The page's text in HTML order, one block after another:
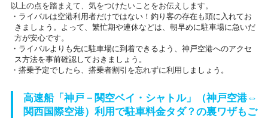
以上の点を踏まえて、気をつけたいことをお伝えします。
・ライバルは空港利用者だけではない！釣り客の存在も頭に入れてお
きましょう。よって、繁忙期や連休などは、朝早めに駐車場に急いだ
方が安心です。
・ライバルよりも先に駐車場に到着できるよう、神戸空港へのアクセ
ス方法を事前確認しておきましょう。
・搭乗予定でしたら、搭乗者割引を忘れずに利用しましょう。
高速船「神戸－関空ベイ・シャトル」（神戸空港⇔
関西国際空港）利用で駐車料金タダ？の裏ワザもご